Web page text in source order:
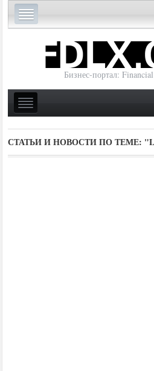
Бизнес-портал:
СТАТЬИ И НОВОСТИ ПО ТЕМЕ: